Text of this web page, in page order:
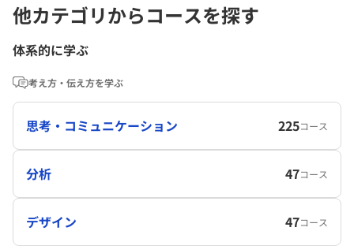
他カテゴリからコースを探す
体系的に学ぶ
考え方・伝え方を学ぶ
思考・コミュニケーション 225コース
分析 47コース
デザイン 47コース